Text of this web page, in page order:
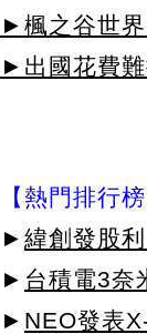
►楓之谷世
►出國花費
【熱門排行榜
► 緯創發股
► 台積電3奈
► NEO發表